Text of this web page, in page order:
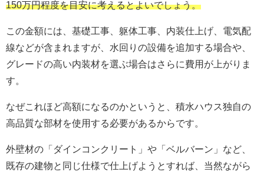
150万円程度を目安に考えるとよいでしょう。
この金額には、基礎工事、躯体工事、内装仕上げ、電気配
線などが含まれますが、水回りの設備を追加する場合や、
グレードの高い内装材を選ぶ場合はさらに費用が上がりま
す。
なぜこれほど高額になるのかというと、積水ハウス独自の
高品質な部材を使用する必要があるからです。
外壁材の「ダインコンクリート」や「ベルバーン」など、
既存の建物と同じ仕様で仕上げようとすれば、当然ながら